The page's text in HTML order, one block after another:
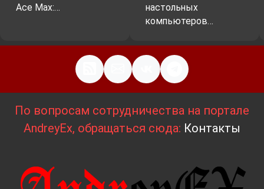
библиотеку packaging.
Оптимизации
также включает в себя
множество оптимизаций, которые могут
улучшить производительность кода. К ним
относятся:
значительному увеличению скорости
Ace Max:…
настольных
компьютеров…
По вопросам сотрудничества на портале
AndreyEx, обращаться сюда: Контакты